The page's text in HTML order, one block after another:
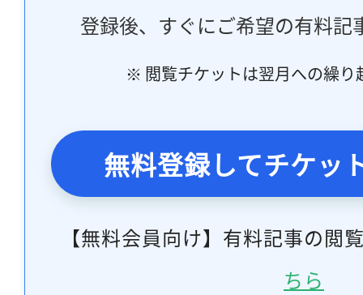
登録後、すぐにご希望の有料記
※ 閲覧チケットは翌月への繰り
無料登録してチケッ
【無料会員向け】有料記事の閲
ちら